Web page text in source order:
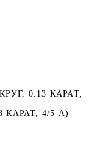
0.13 КАРАТ,
КАРАТ, 4/5 А)